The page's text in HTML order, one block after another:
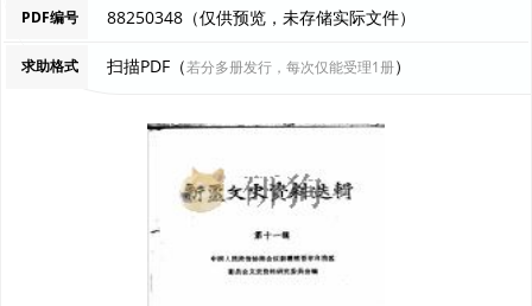
PDF编号 88250348（仅供预览，未存储实际文件）
求助格式 扫描PDF（若分多册发行，每次仅能受理1册）